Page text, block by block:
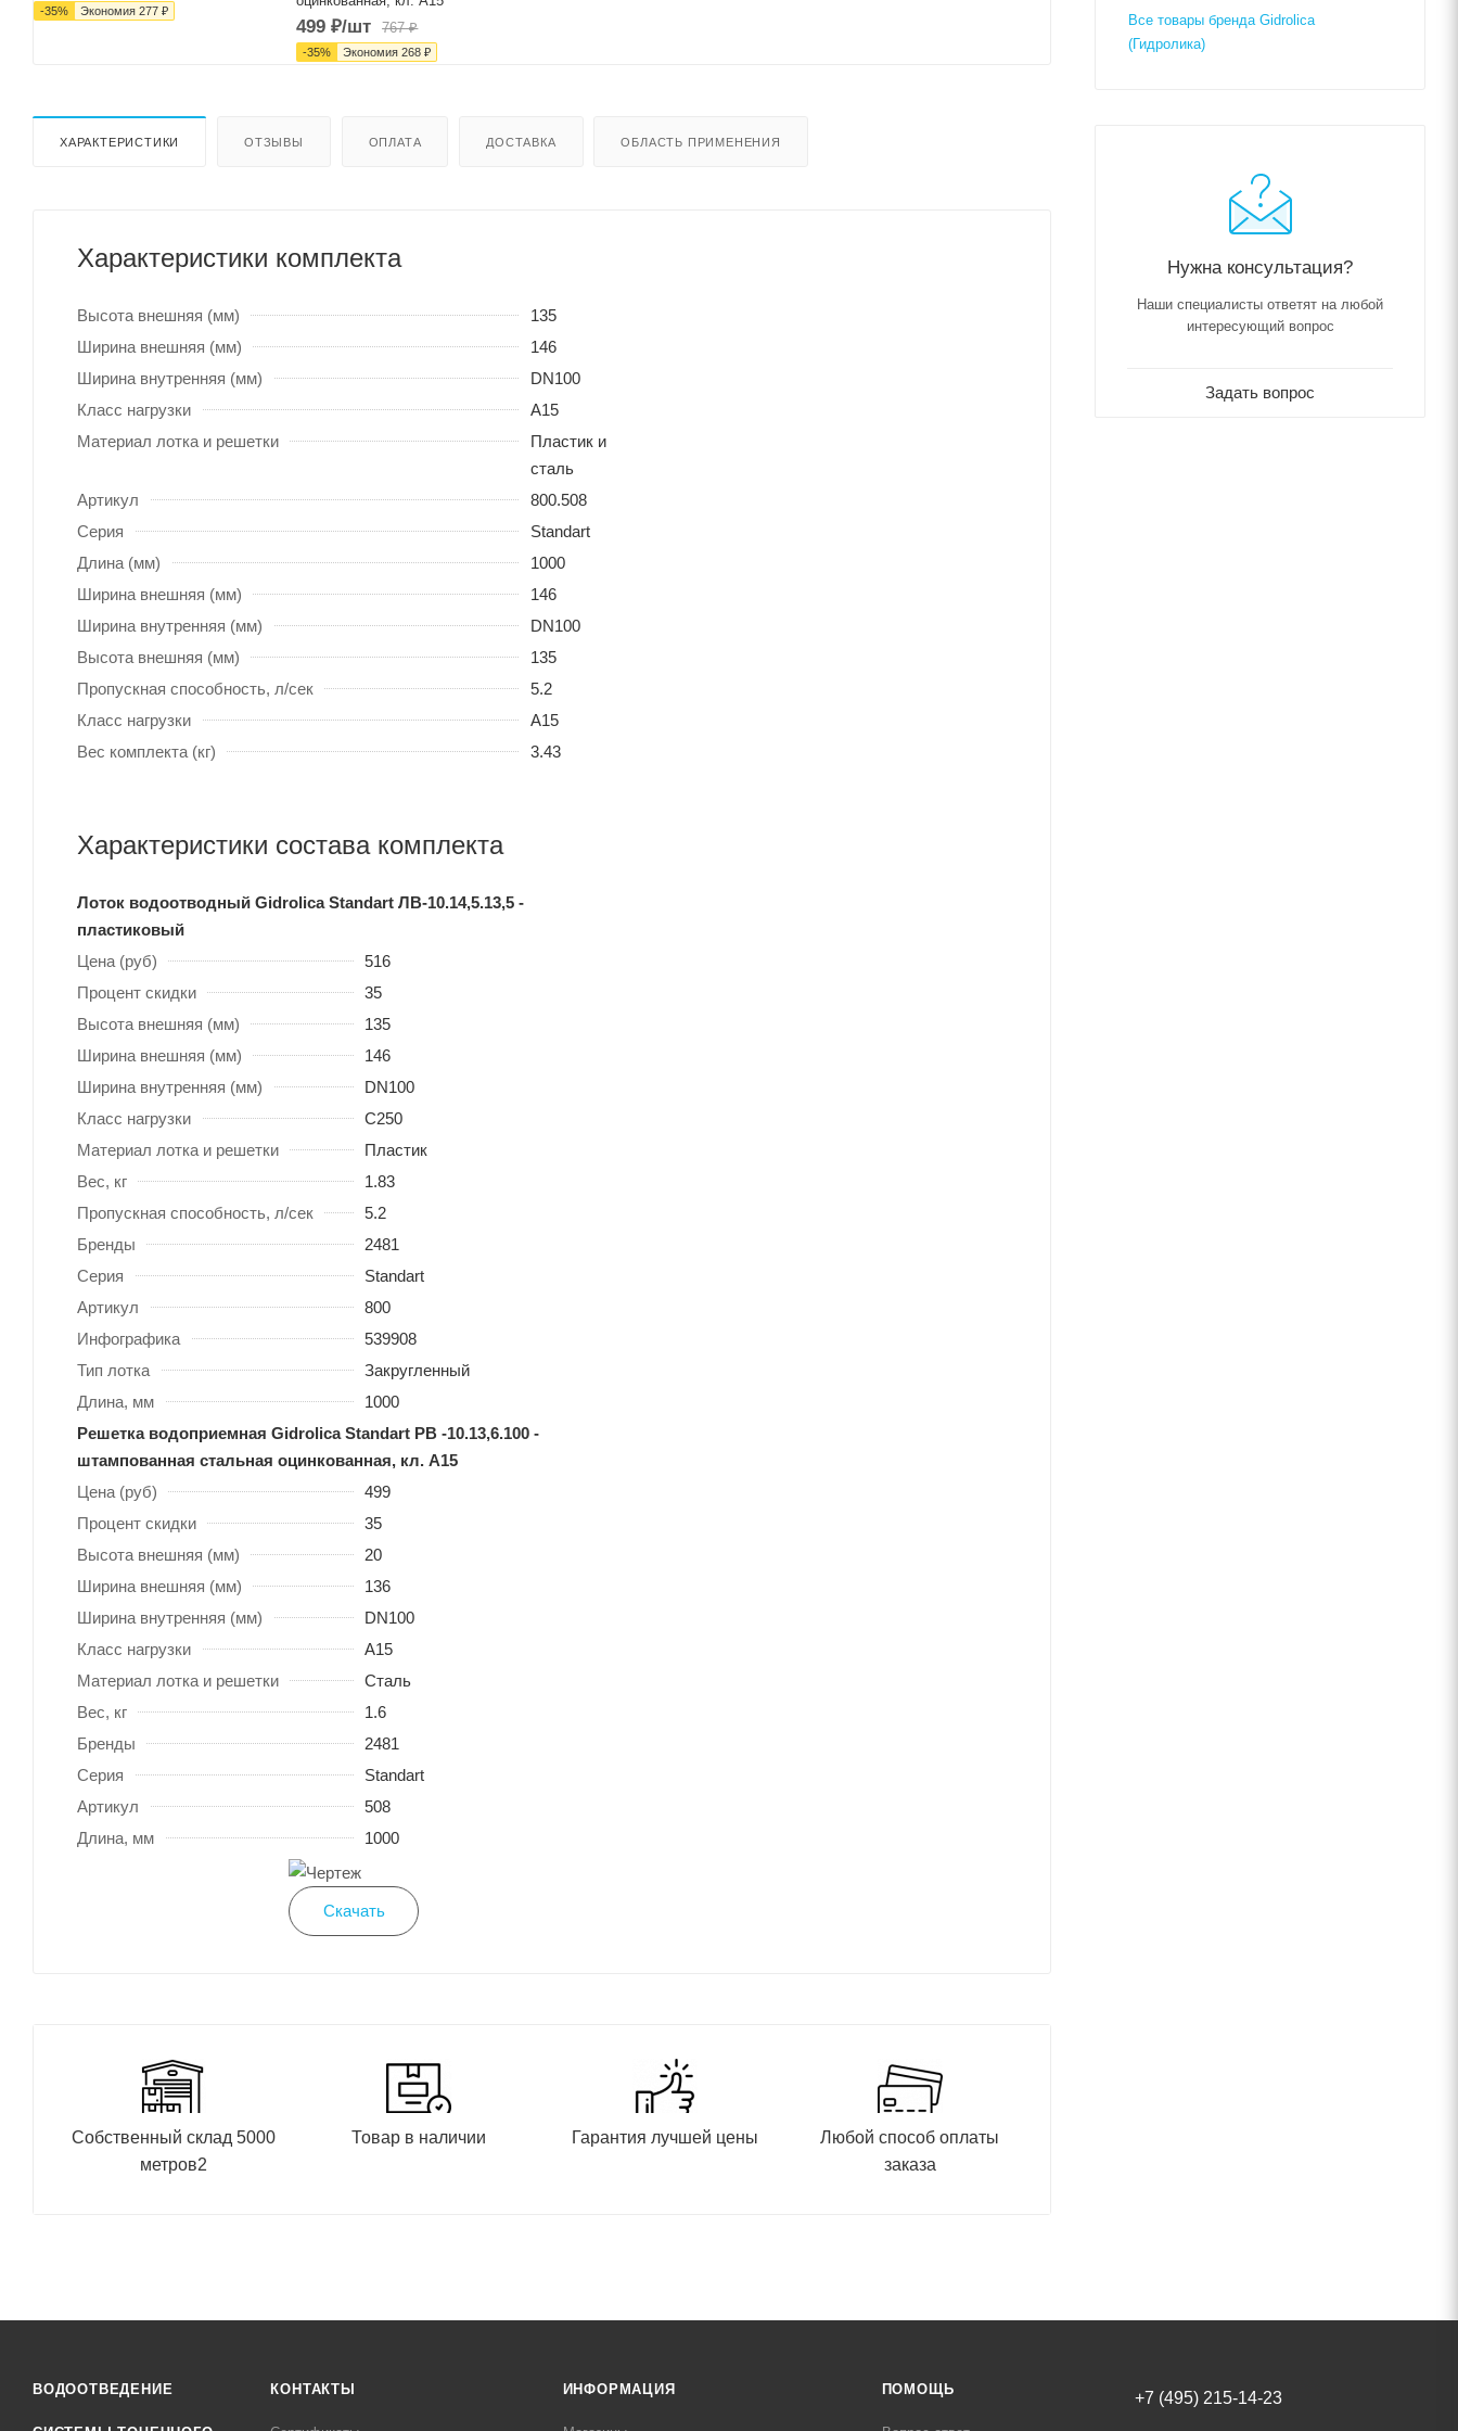
-35% Экономия 277 ₽
499 ₽/шт 767₽
-35% Экономия268 ₽
ХАРАКТЕРИСТИКИ ОТЗЫВЫ ОПЛАТА ДОСТАВКА ОБЛАСТЬ ПРИМЕНЕНИЯ
Характеристики комплекта
Высота внешняя (мм)
135
Ширина внешняя (мм)
146
Ширина внутренняя (мм)
DN100
Класс нагрузки
A15
Материал лотка и решетки
Пластик и
сталь
Артикул
800.508
Серия
Standart
Длина (мм)
1000
Ширина внешняя (мм)
146
Ширина внутренняя (мм)
DN100
Высота внешняя (мм)
135
Пропускная способность, л/сек
5.2
Класс нагрузки
A15
Вес комплекта (кг)
3.43
Характеристики состава комплекта
Лоток водоотводный Gidrolica Standart ЛВ-10.14,5.13,5 -
пластиковый
Цена (руб)
516
Процент скидки
35
Высота внешняя (мм)
135
Ширина внешняя (мм)
146
Ширина внутренняя (мм)
DN100
Класс нагрузки
C250
Материал лотка и решетки
Пластик
Вес, кг
1.83
Пропускная способность, л/сек
5.2
Бренды
2481
Серия
Standart
Артикул
800
Инфографика
539908
Тип лотка
Закругленный
Длина, мм
1000
Решетка водоприемная Gidrolica Standart РВ -10.13,6.100 -
штампованная стальная оцинкованная, кл. А15
Цена (руб)
499
Процент скидки
35
Высота внешняя (мм)
20
Ширина внешняя (мм)
136
Ширина внутренняя (мм)
DN100
Класс нагрузки
A15
Материал лотка и решетки
Сталь
Вес, кг
1.6
Бренды
2481
Серия
Standart
Артикул
508
Длина, мм
1000
Скачать
Собственный склад 5000
метров2
Товар в наличии Гарантия лучшей цены
Любой способ оплаты
заказа
Все товары бренда Gidrolica
(Гидролика)
Нужна консультация?
Наши специалисты ответят на любой
интересующий вопрос
Задать вопрос
ВОДООТВЕДЕНИЕ КОНТАКТЫ ИНФОРМАЦИЯ ПОМОЩЬ +7 (495) 215-14-23